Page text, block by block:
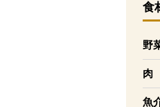
食
野
を
肉
を
魚